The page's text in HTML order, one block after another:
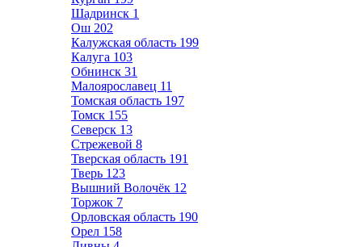
Шадринск 1
Ош 202
Калужская область 199
Калуга 103
Обнинск 31
Малоярославец 11
Томская область 197
Томск 155
Северск 13
Стрежевой 8
Тверская область 191
Тверь 123
Вышний Волочёк 12
Торжок 7
Орловская область 190
Орел 158